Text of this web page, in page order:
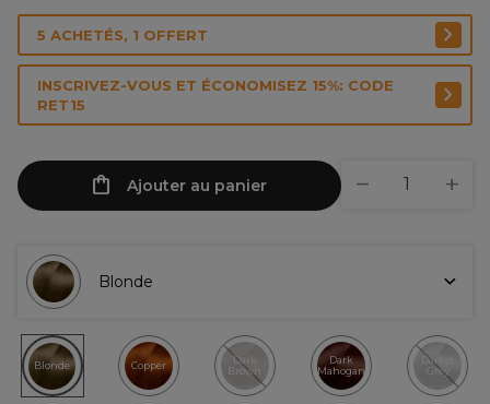
5 ACHETÉS, 1 OFFERT
INSCRIVEZ-VOUS ET ÉCONOMISEZ 15%: CODE
RET15
Ajouter au panier
Blonde
Blonde Copper
Dark
Brown
Dark
Mahogany
Darkst
Grey